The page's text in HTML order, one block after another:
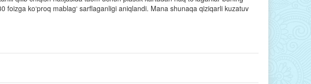
ko‘proq mablag‘ sarflaganligi aniqlandi. Mana shunaqa qiziqarli kuzatuv